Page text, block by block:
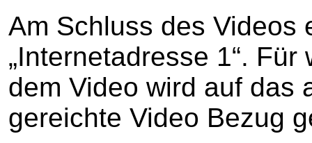
Am Schluss des Videos
„Internetadresse 1“.
dem Video wird auf das
gereichte Video Bezug